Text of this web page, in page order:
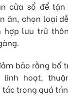
cửa sổ để
ăn, chọn loại
hợp lưu trữ
bảo rằng bố
linh hoạt,
trong quá